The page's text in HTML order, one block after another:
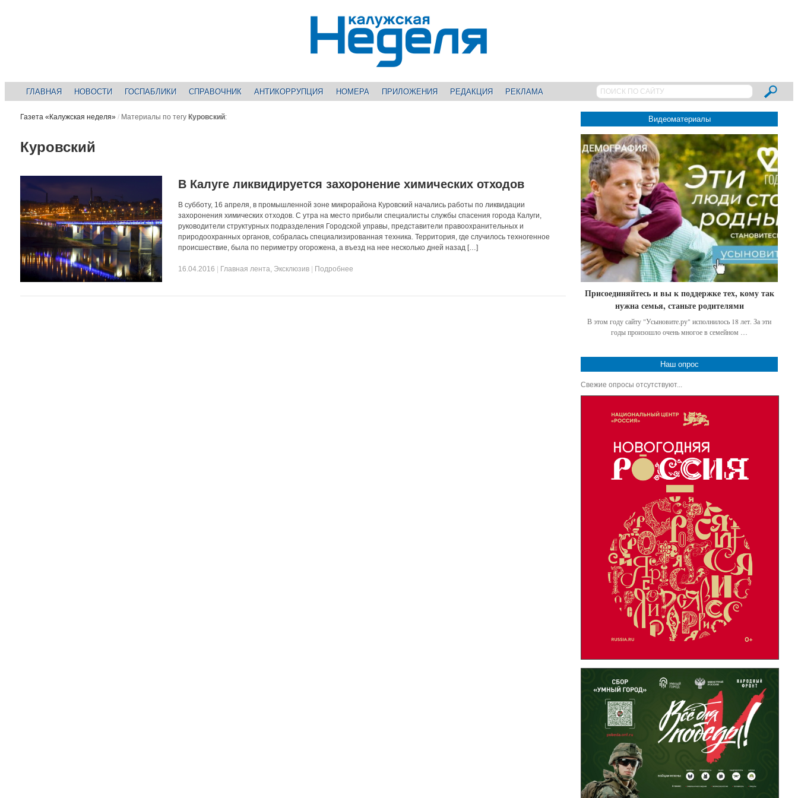
ГЛАВНАЯ НОВОСТИ ГОСПАБЛИКИ СПРАВОЧНИК АНТИКОРРУПЦИЯ НОМЕРА ПРИЛОЖЕНИЯ РЕДАКЦИЯ РЕКЛАМА
Газета «Калужская неделя» / Материалы по тегу Куровский:
Куровский
В Калуге ликвидируется захоронение химических отходов
В субботу, 16 апреля, в промышленной зоне микрорайона Куровский начались работы по ликвидации
захоронения химических отходов. С утра на место прибыли специалисты службы спасения города Калуги,
руководители структурных подразделения Городской управы, представители правоохранительных и
природоохранных органов, собралась специализированная техника. Территория, где случилось техногенное
происшествие, была по периметру огорожена, а въезд на нее несколько дней назад […]
16.04.2016 Главная лента, Эксклюзив Подробнее
Видеоматериалы
Присоединяйтесь и вы к поддержке тех, кому так
нужна семья, станьте родителями
В этом году сайту "Усыновите.ру" исполнилось 18 лет. За эти
годы произошло очень многое в семейном …
Наш опрос
Свежие опросы отсутствуют...